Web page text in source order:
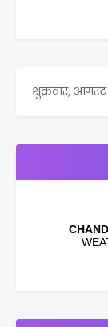
शुक्रवार, आगस्ट